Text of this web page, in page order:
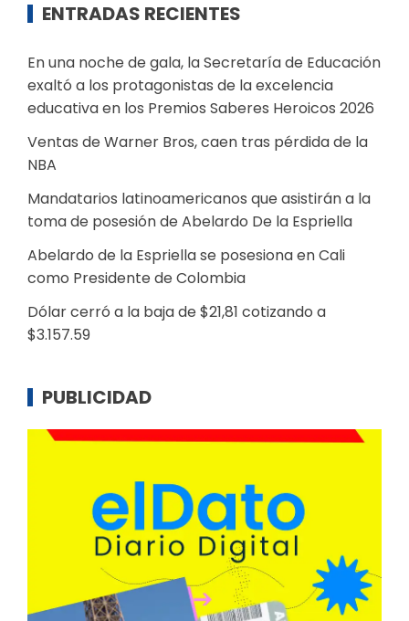
ENTRADAS RECIENTES
En una noche de gala, la Secretaría de Educación
exaltó a los protagonistas de la excelencia
educativa en los Premios Saberes Heroicos 2026
Ventas de Warner Bros, caen tras pérdida de la
NBA
Mandatarios latinoamericanos que asistirán a la
toma de posesión de Abelardo De la Espriella
Abelardo de la Espriella se posesiona en Cali
como Presidente de Colombia
Dólar cerró a la baja de $21,81 cotizando a
$3.157.59
PUBLICIDAD